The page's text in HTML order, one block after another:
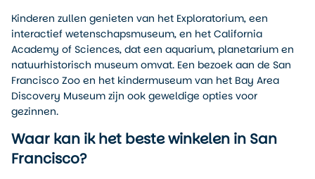
Kinderen zullen genieten van het Exploratorium, een
interactief wetenschapsmuseum, en het California
Academy of Sciences, dat een aquarium, planetarium en
natuurhistorisch museum omvat. Een bezoek aan de San
Francisco Zoo en het kindermuseum van het Bay Area
Discovery Museum zijn ook geweldige opties voor
gezinnen.
Waar kan ik het beste winkelen in San
Francisco?